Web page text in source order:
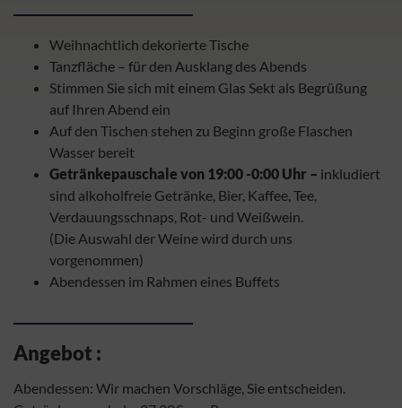
Weihnachtlich dekorierte Tische
Tanzfläche – für den Ausklang des Abends
Stimmen Sie sich mit einem Glas Sekt als Begrüßung
auf Ihren Abend ein
Auf den Tischen stehen zu Beginn große Flaschen
Wasser bereit
Getränkepauschale von 19:00 -0:00 Uhr – inkludiert
sind alkoholfreie Getränke, Bier, Kaffee, Tee,
Verdauungsschnaps, Rot- und Weißwein.
(Die Auswahl der Weine wird durch uns
vorgenommen)
Abendessen im Rahmen eines Buffets
Angebot :
Abendessen: Wir machen Vorschläge, Sie entscheiden.